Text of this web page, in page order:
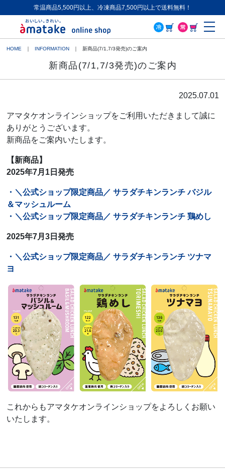
常温商品5,500円以上、冷凍商品7,500円以上で送料無料！
HOME INFORMATION 新商品(7/1,7/3発売)のご案内
新商品(7/1,7/3発売)のご案内
2025.07.01
アマタケオンラインショップをご利用いただきまして誠に
ありがとうございます。
新商品をご案内いたします。
【新商品】
2025年7月1日発売
・＼公式ショップ限定商品／ サラダチキンランチ バジル
＆マッシュルーム
・＼公式ショップ限定商品／ サラダチキンランチ 鶏めし
2025年7月3日発売
・＼公式ショップ限定商品／ サラダチキンランチ ツナマ
ヨ
これからもアマタケオンラインショップをよろしくお願い
いたします。